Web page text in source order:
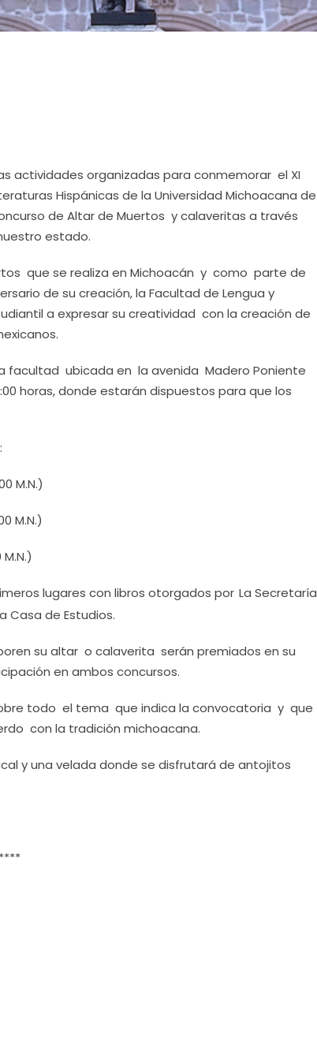
actividades organizadas para conmemorar el XI
Hispánicas de la Universidad Michoacana de
de Altar de Muertos y calaveritas a través
estado.
que se realiza en Michoacán y como parte de
de su creación, la Facultad de Lengua y
a expresar su creatividad con la creación de
facultad ubicada en la avenida Madero Poniente
horas, donde estarán dispuestos para que los
M.N.)
M.N.)
lugares con libros otorgados por La Secretaría
Casa de Estudios.
su altar o calaverita serán premiados en su
en ambos concursos.
todo el tema que indica la convocatoria y que
con la tradición michoacana.
y una velada donde se disfrutará de antojitos